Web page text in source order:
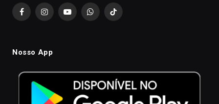
FacebookInstagramYouTubeWhatsAppTikTok
Nosso App